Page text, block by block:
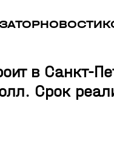
НОВОСТИ
в Санкт-
Срок